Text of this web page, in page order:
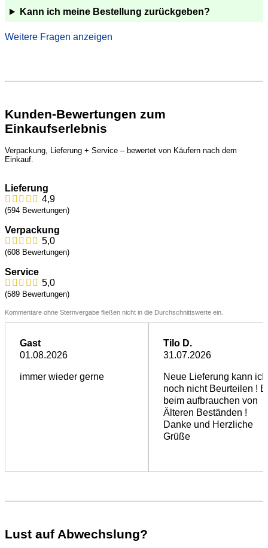
Kann ich meine Bestellung zurückgeben?
oder etwas fehlt?
Kann meine Bestellung als Geschenk liefern lassen?
Wie und wie lange kann ich Wein + Sekt lagern?
Wie sind die Weinflaschen verschlossen?
Warum enthalten die Weine Sulfite?
Kunden-Bewertungen zum
Einkaufserlebnis
Verpackung, Lieferung + Service – bewertet von Käufern nach dem
Einkauf.
Lieferung
4,9
(594 Bewertungen)
Verpackung
5,0
(608 Bewertungen)
Service
5,0
(589 Bewertungen)
Kommentare ohne Sternvergabe fließen nicht in die Durchschnittswerte ein.
Gast
01.08.2026
immer wieder gerne
Tilo D.
31.07.2026
Neue Lieferung kann ich
noch nicht Beurteilen !
beim aufbrauchen von
Älteren Beständen !
Danke und Herzliche
Grüße
Lust auf Abwechslung?